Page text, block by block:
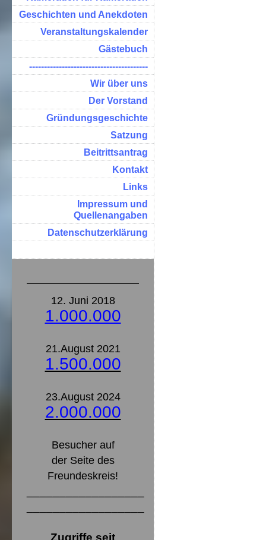
Geschichten und Anekdoten
Veranstaltungskalender
Gästebuch
----------------------------------------
Wir über uns
Der Vorstand
Gründungsgeschichte
Satzung
Beitrittsantrag
Kontakt
Links
Impressum und
Quellenangaben
Datenschutzerklärung
12. Juni 2018
1.000.000
21.August 2021
1.500.000
23.August 2024
2.000.000
Besucher auf
der Seite des
Freundeskreis!
Zugriffe seit